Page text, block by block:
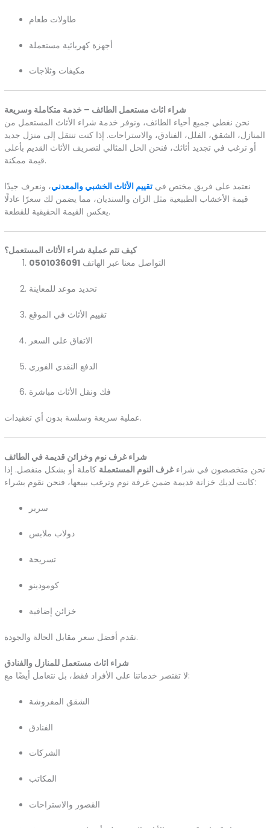
طاولات طعام
أجهزة كهربائية مستعملة
مكيفات وثلاجات
شراء اثاث مستعمل الطائف – خدمة متكاملة وسريعة
نحن نغطي جميع أحياء الطائف، ونوفر خدمة شراء الأثاث المستعمل من
المنازل، الشقق، الفلل، الفنادق، والاستراحات. إذا كنت تنتقل إلى منزل جديد
أو ترغب في تجديد أثاثك، فنحن الحل المثالي لتصريف الأثاث القديم بأعلى
قيمة ممكنة.
نعتمد على فريق مختص في تقييم الأثاث الخشبي والمعدني، ونعرف جيدًا
قيمة الأخشاب الطبيعية مثل الزان والسنديان، مما يضمن لك سعرًا عادلًا
يعكس القيمة الحقيقية للقطعة.
كيف تتم عملية شراء الأثاث المستعمل؟
التواصل معنا عبر الهاتف 0501036091
تحديد موعد للمعاينة
تقييم الأثاث في الموقع
الاتفاق على السعر
الدفع النقدي الفوري
فك ونقل الأثاث مباشرة
عملية سريعة وسلسة بدون أي تعقيدات.
شراء غرف نوم وخزائن قديمة في الطائف
نحن متخصصون في شراءغرف النوم المستعملة كاملة أو بشكل منفصل. إذا
كانت لديك خزانة قديمة ضمن غرفة نوم وترغب ببيعها، فنحن نقوم بشراء:
سرير
دولاب ملابس
تسريحة
كومودينو
خزائن إضافية
نقدم أفضل سعر مقابل الحالة والجودة.
شراء اثاث مستعمل للمنازل والفنادق
لا تقتصر خدماتنا على الأفراد فقط، بل نتعامل أيضًا مع:
الشقق المفروشة
الفنادق
الشركات
المكاتب
القصور والاستراحات